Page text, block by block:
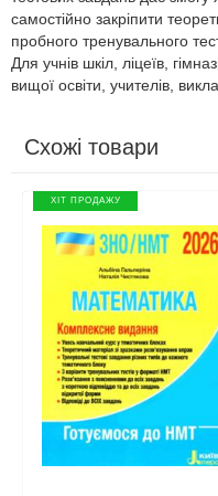
самостійно закріпити
пробного тренувального
Для учнів шкіл, ліцеїв,
вищої освіти, учителів,
Схожі товари
ХІТ ПРОДАЖУ